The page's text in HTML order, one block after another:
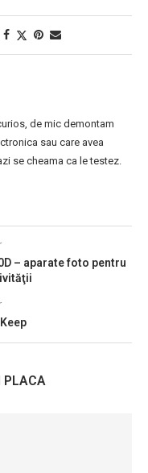
de mic demontam
sau care avea
se cheama ca le testez.
– aparate foto pentru
PLACA